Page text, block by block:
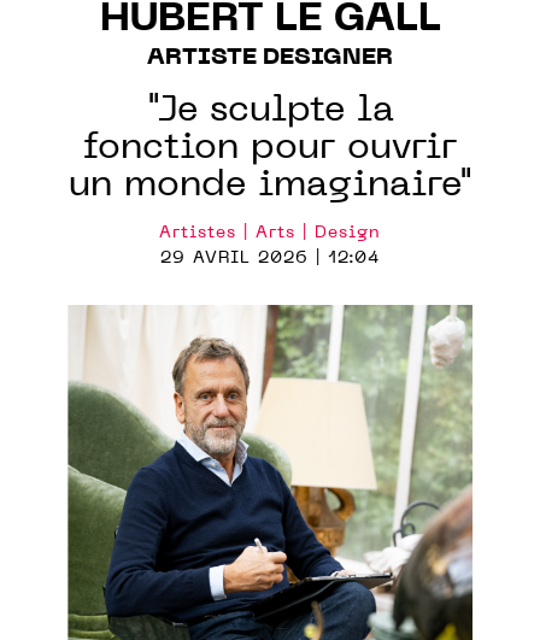
HUBERT LE GALL
ARTISTE DESIGNER
"Je sculpte la
fonction pour ouvrir
un monde imaginaire"
Artistes | Arts | Design
29 AVRIL 2026 | 12:04